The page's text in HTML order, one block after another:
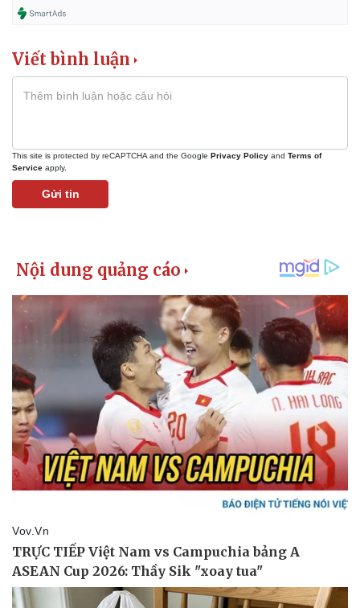
Pháp luật
Viết bình luận
This site is protected by reCAPTCHA and the Google Privacy Policy and Terms of
Service apply.
Gửi tin